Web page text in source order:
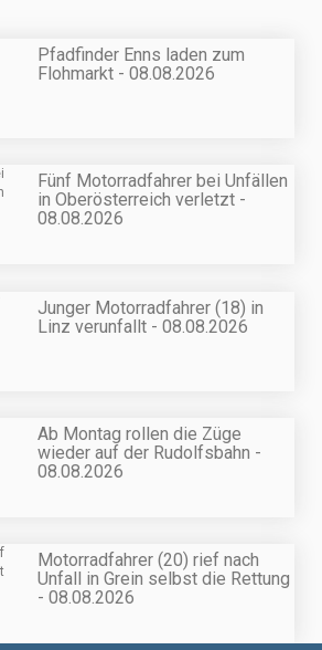
Pfadfinder Enns laden zum
Flohmarkt - 08.08.2026
Fünf Motorradfahrer bei Unfällen
in Oberösterreich verletzt -
08.08.2026
Junger Motorradfahrer (18) in
Linz verunfallt - 08.08.2026
Ab Montag rollen die Züge
wieder auf der Rudolfsbahn -
08.08.2026
Motorradfahrer (20) rief nach
Unfall in Grein selbst die Rettung
- 08.08.2026